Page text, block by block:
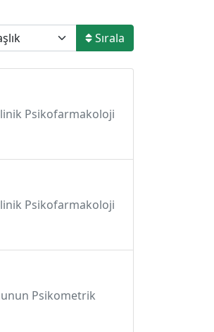
Sırala
Psikofarmakoloji
Psikofarmakoloji
Psikometrik